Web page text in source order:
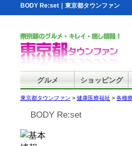
BODY Re:set｜東京都タウンファン
グルメ ショッピング
東京都タウンファン > 健康医療福祉 > 各種
BODY Re:set